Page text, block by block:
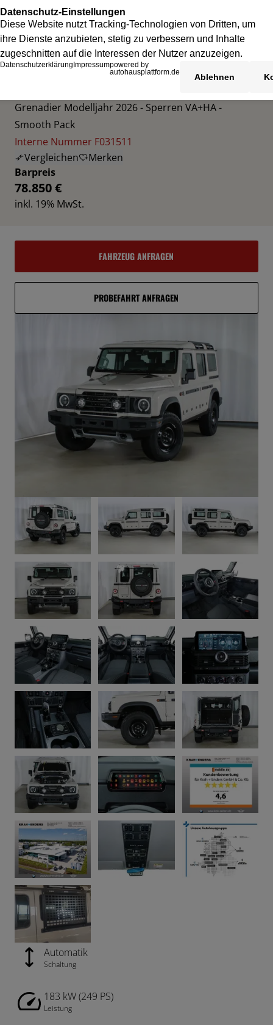
Grenadier Modelljahr 2026 - Sperren VA+HA -
Smooth Pack
Interne Nummer F031511
Vergleichen
Merken
Barpreis
78.850 €
inkl. 19% MwSt.
FAHRZEUG ANFRAGEN
PROBEFAHRT ANFRAGEN
Automatik
Schaltung
183 kW (249 PS)
Leistung